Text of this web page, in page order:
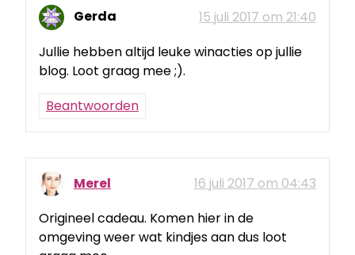
Gerda
15 juli 2017 om 21:40
Jullie hebben altijd leuke winacties op jullie
blog. Loot graag mee ;).
Beantwoorden
Merel
16 juli 2017 om 04:43
Origineel cadeau. Komen hier in de
omgeving weer wat kindjes aan dus loot